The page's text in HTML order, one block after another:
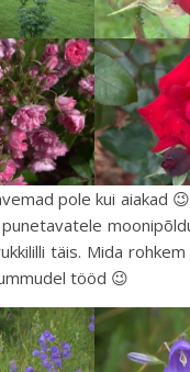
pole kui aiakad
täis. Mida
tööd 😉